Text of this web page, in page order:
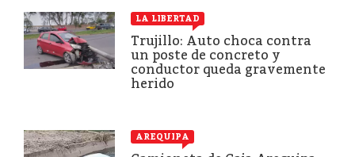
LA LIBERTAD
Trujillo: Auto choca contra
un poste de concreto y
conductor queda gravemente
herido
AREQUIPA